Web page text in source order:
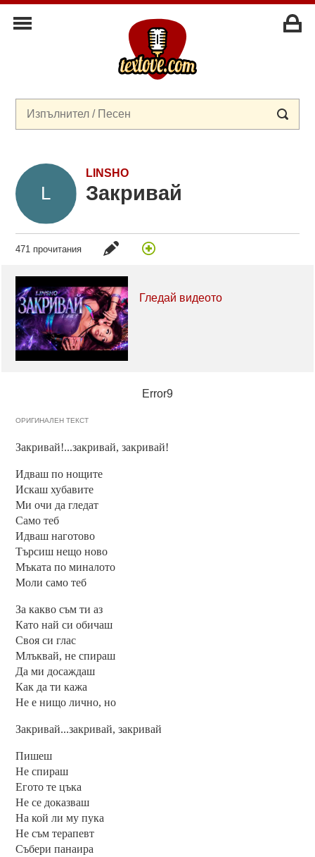
LINSHO
Закривай
471 прочитания
Гледай видеото
Error9
ОРИГИНАЛЕН ТЕКСТ
Закривай!...закривай, закривай!
Идваш по нощите
Искаш хубавите
Ми очи да гледат
Само теб
Идваш наготово
Търсиш нещо ново
Мъката по миналото
Моли само теб
За какво съм ти аз
Като най си обичаш
Своя си глас
Млъквай, не спираш
Да ми досаждаш
Как да ти кажа
Не е нищо лично, но
Закривай...закривай, закривай
Пишеш
Не спираш
Егото те цъка
Не се доказваш
На кой ли му пука
Не съм терапевт
Събери панаира